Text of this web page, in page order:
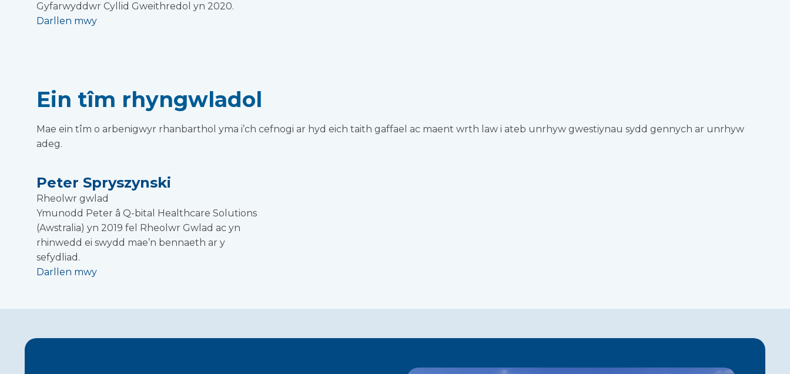
Gyfarwyddwr Cyllid Gweithredol yn 2020.
Darllen mwy
Ein tîm rhyngwladol
Mae ein tîm o arbenigwyr rhanbarthol yma i’ch cefnogi ar hyd eich taith gaffael ac maent wrth law i ateb unrhyw gwestiynau sydd gennych ar unrhyw
adeg.
Peter Spryszynski
Rheolwr gwlad
Ymunodd Peter â Q-bital Healthcare Solutions
(Awstralia) yn 2019 fel Rheolwr Gwlad ac yn
rhinwedd ei swydd mae’n bennaeth ar y
sefydliad.
Darllen mwy